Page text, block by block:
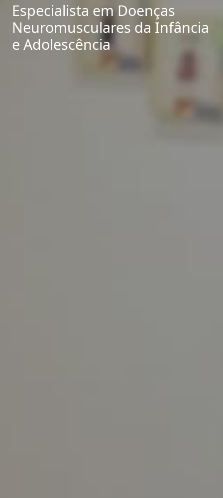
Especialista em Doenças
Neuromusculares da Infância
e Adolescência